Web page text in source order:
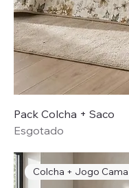
Pack Colcha + Saco
Esgotado
Colcha + Jogo Cama